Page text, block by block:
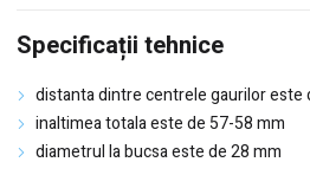
Specificații tehnice
distanta dintre centrele gaurilor este
inaltimea totala este de 57-58 mm
diametrul la bucsa este de 28 mm